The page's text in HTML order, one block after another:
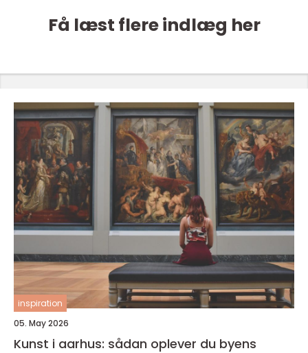
Få læst flere indlæg her
inspiration
05. May 2026
Kunst i aarhus: sådan oplever du byens